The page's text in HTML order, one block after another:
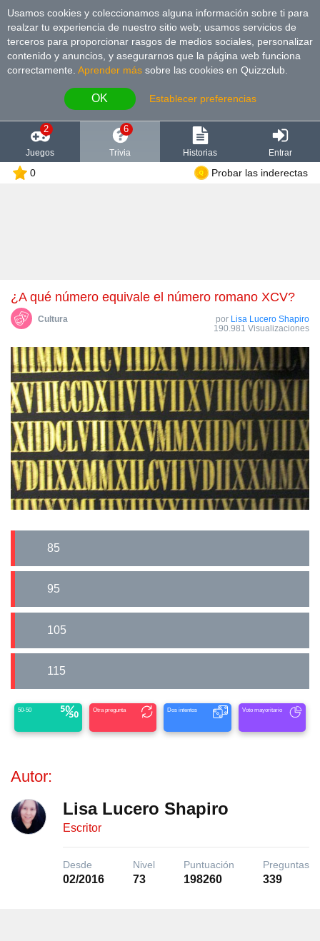
Usamos cookies y coleccionamos alguna información sobre ti para
realzar tu experiencia de nuestro sitio web; usamos servicios de
terceros para proporcionar rasgos de medios sociales, personalizar
contenido y anuncios, y asegurarnos que la página web funciona
correctamente. Aprender más sobre las cookies en Quizzclub.
OK Establecer preferencias
2
Juegos
6
Trivia Historias Entrar
0 Probar las inderectas
¿A qué número equivale el número romano XCV?
Cultura por Lisa Lucero Shapiro
190.981 Visualizaciones
85
95
105
115
50-50 Otra pregunta Dos intentos Voto mayoritario
Autor:
Lisa Lucero Shapiro
Escritor
Desde
02/2016
Nivel
73
Puntuación
198260
Preguntas
339